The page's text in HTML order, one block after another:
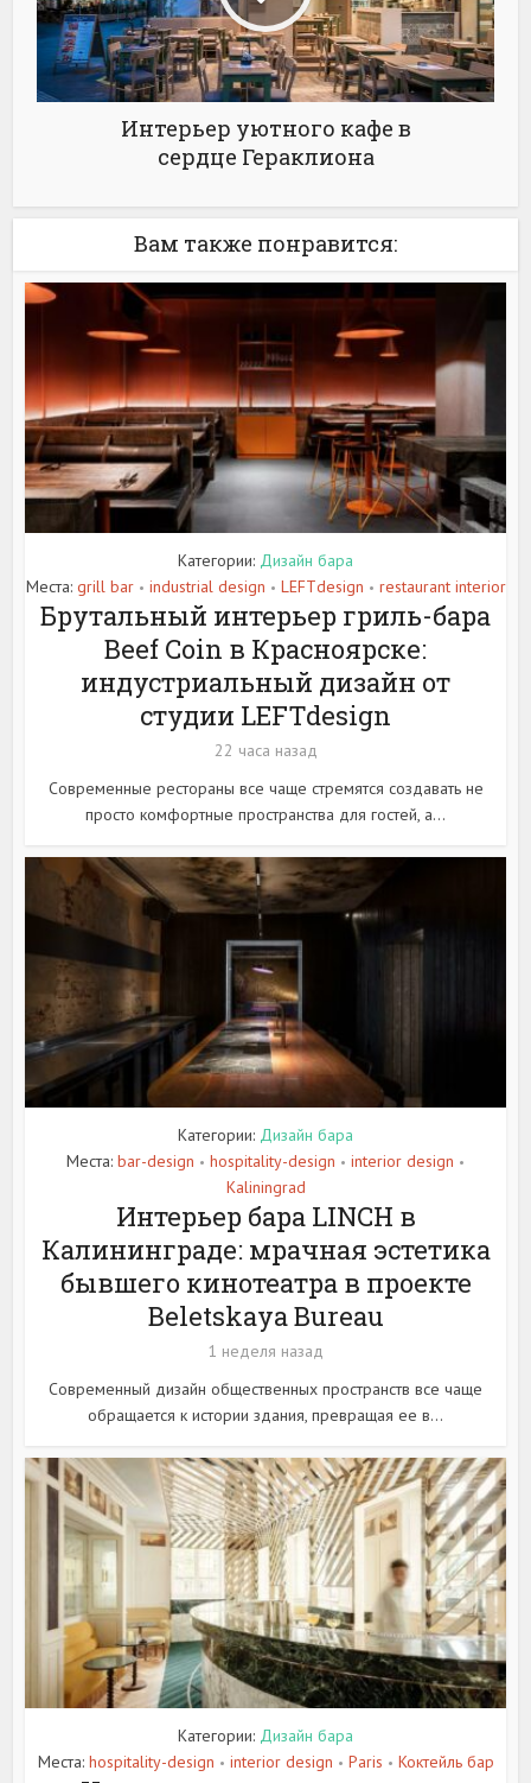
Интерьер уютного кафе в
сердце Гераклиона
Вам также понравится:
Категории: Дизайн бара
Места: grill bar • industrial design • LEFTdesign • restaurant interior
Брутальный интерьер гриль-бара
Beef Coin в Красноярске:
индустриальный дизайн от
студии LEFTdesign
22 часа назад
Современные рестораны все чаще стремятся создавать не
просто комфортные пространства для гостей, а...
Категории: Дизайн бара
Места: bar-design • hospitality-design • interior design •
Kaliningrad
Интерьер бара LINCH в
Калининграде: мрачная эстетика
бывшего кинотеатра в проекте
Beletskaya Bureau
1 неделя назад
Современный дизайн общественных пространств все чаще
обращается к истории здания, превращая ее в...
Категории: Дизайн бара
Места: hospitality-design • interior design • Paris • Коктейль бар